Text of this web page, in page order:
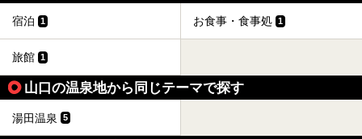
宿泊 1 お食事・食事処 1
旅館 1
山口の温泉地から同じテーマで探す
湯田温泉 5